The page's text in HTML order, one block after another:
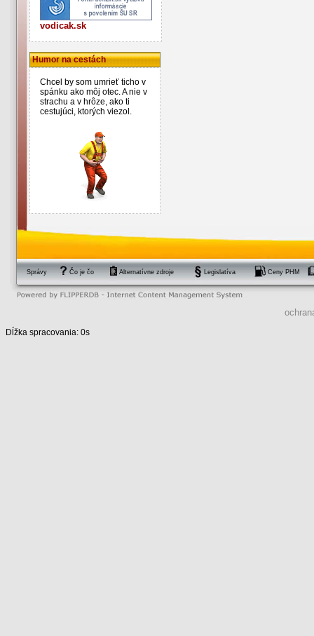
vodicak.sk
Humor na cestách
Chcel by som umrieť ticho v
spánku ako môj otec. A nie v
strachu a v hrôze, ako ti
cestujúci, ktorých viezol.
Správy Čo je čo Alternatívne zdroje Legislatíva Ceny PHM
Dĺžka spracovania: 0s